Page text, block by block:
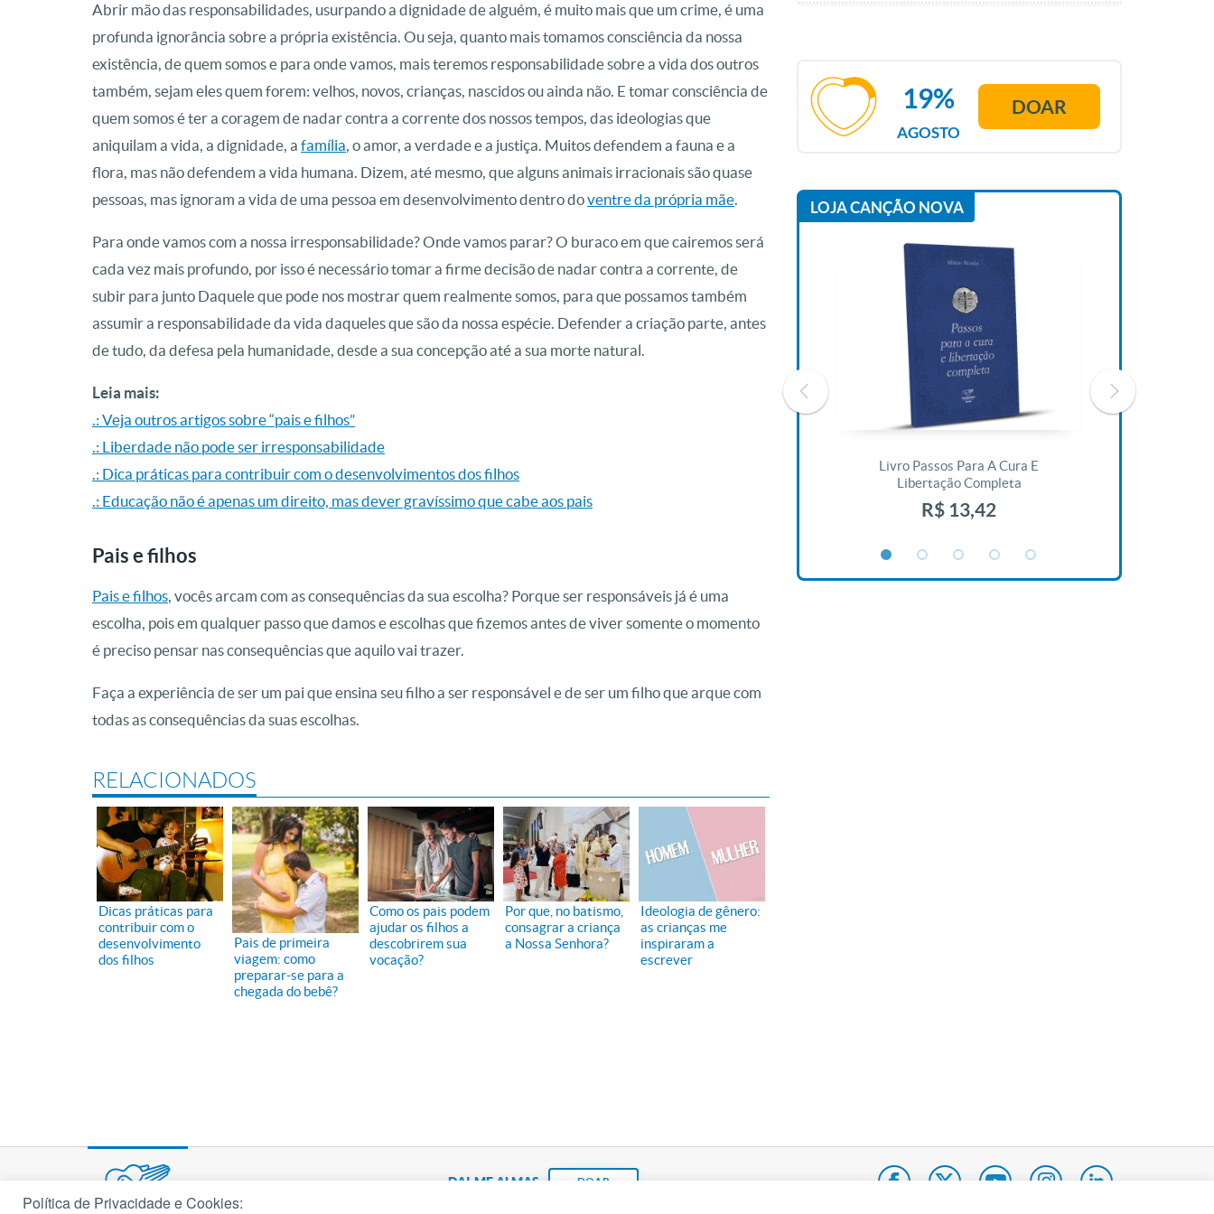
Abrir mão das responsabilidades, usurpando a dignidade de alguém, é muito mais que um crime, é uma
profunda ignorância sobre a própria existência. Ou seja, quanto mais tomamos consciência da nossa
existência, de quem somos e para onde vamos, mais teremos responsabilidade sobre a vida dos outros
também, sejam eles quem forem: velhos, novos, crianças, nascidos ou ainda não. E tomar consciência de
quem somos é ter a coragem de nadar contra a corrente dos nossos tempos, das ideologias que
aniquilam a vida, a dignidade, a família, o amor, a verdade e a justiça. Muitos defendem a fauna e a
flora, mas não defendem a vida humana. Dizem, até mesmo, que alguns animais irracionais são quase
pessoas, mas ignoram a vida de uma pessoa em desenvolvimento dentro doventre da própria mãe.
Para onde vamos com a nossa irresponsabilidade? Onde vamos parar? O buraco em que cairemos será
cada vez mais profundo, por isso é necessário tomar a firme decisão de nadar contra a corrente, de
subir para junto Daquele que pode nos mostrar quem realmente somos, para que possamos também
assumir a responsabilidade da vida daqueles que são da nossa espécie. Defender a criação parte, antes
de tudo, da defesa pela humanidade, desde a sua concepção até a sua morte natural.
Leia mais:
.: Veja outros artigos sobre “pais e filhos”
.: Liberdade não pode ser irresponsabilidade
.: Dica práticas para contribuir com o desenvolvimentos dos filhos
.: Educação não é apenas um direito, mas dever gravíssimo que cabe aos pais
Pais e filhos
Pais e filhos, vocês arcam com as consequências da sua escolha? Porque ser responsáveis já é uma
escolha, pois em qualquer passo que damos e escolhas que fizemos antes de viver somente o momento
é preciso pensar nas consequências que aquilo vai trazer.
Faça a experiência de ser um pai que ensina seu filho a ser responsável e de ser um filho que arque com
todas as consequências da suas escolhas.
RELACIONADOS
Dicas práticas para
contribuir com o
desenvolvimento
dos filhos
Pais de primeira
viagem: como
preparar-se para a
chegada do bebê?
Como os pais podem
ajudar os filhos a
descobrirem sua
vocação?
Por que, no batismo,
consagrar a criança
a Nossa Senhora?
Ideologia de gênero:
as crianças me
inspiraram a
escrever
AGOSTO
19% DOAR
LOJA CANÇÃO NOVA
Livro Passos Para A Cura E
Libertação Completa
R$ 13,42
DAI-ME ALMAS DOAR
Política de Privacidade e Cookies: